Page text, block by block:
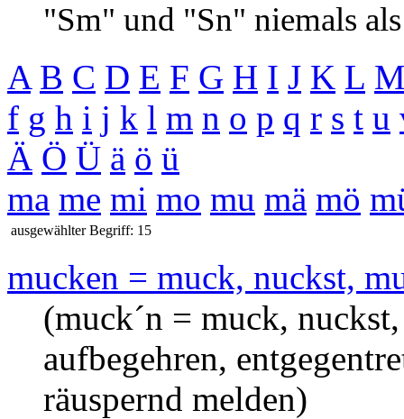
"Sm" und "Sn" niemals
A B C D E F G H I J K L
f g h i j k l m n o p q r s t u
Ä Ö Ü ä ö ü
ma me mi mo mu mä mö
ausgewählter Begriff: 15
mucken = muck, nuckst,
(muck´n = muck,
aufbegehren,
räuspernd melden)